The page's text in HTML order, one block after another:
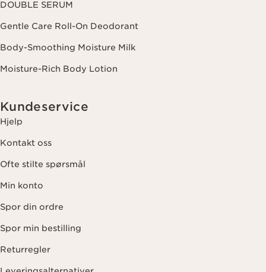
DOUBLE SERUM
Gentle Care Roll-On Deodorant
Body-Smoothing Moisture Milk
Moisture-Rich Body Lotion
Kundeservice
Hjelp
Kontakt oss
Ofte stilte spørsmål
Min konto
Spor din ordre
Spor min bestilling
Returregler